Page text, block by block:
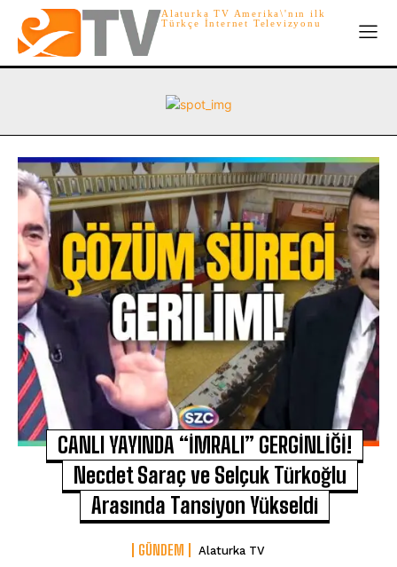
Alaturka TV Amerika\'nın ilk
Türkçe İnternet Televizyonu
CANLI YAYINDA “İMRALI” GERGİNLİĞİ!
Necdet Saraç ve Selçuk Türkoğlu
Arasında Tansiyon Yükseldi
GÜNDEM Alaturka TV